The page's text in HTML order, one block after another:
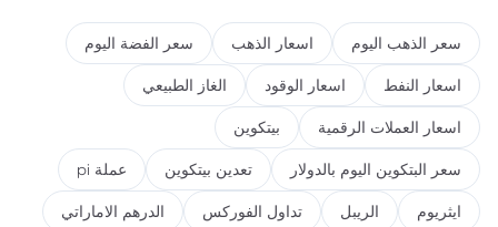
سعر الذهب اليوم اسعار الذهب سعر الفضة اليوم
اسعار النفط اسعار الوقود الغاز الطبيعي
اسعار العملات الرقمية بيتكوين
سعر البتكوين اليوم بالدولار تعدين بيتكوين عملة pi
ايثريوم الريبل تداول الفوركس الدرهم الاماراتي